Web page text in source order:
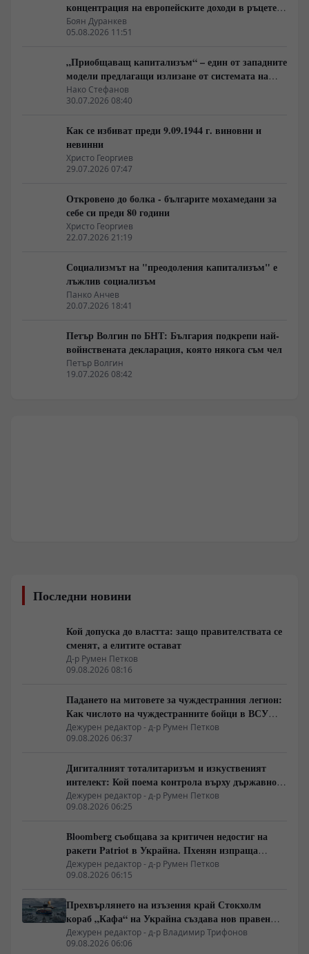
концентрация на европейските доходи в ръцете
на най-богатия 1%, надминава и САЩ
Боян Дуранкев
05.08.2026 11:51
„Приобщаващ капитализъм“ – един от западните
модели предлагащи излизане от системата на
неолиберализма
Нако Стефанов
30.07.2026 08:40
Как се избиват преди 9.09.1944 г. виновни и
невинни
Христо Георгиев
29.07.2026 07:47
Откровено до болка - българите мохамедани за
себе си преди 80 години
Христо Георгиев
22.07.2026 21:19
Социализмът на "преодоления капитализъм" е
лъжлив социализъм
Панко Анчев
20.07.2026 18:41
Петър Волгин по БНТ: България подкрепи най-
войнствената декларация, която някога съм чел
Петър Волгин
19.07.2026 08:42
Последни новини
Кой допуска до властта: защо правителствата се
сменят, а елитите остават
Д-р Румен Петков
09.08.2026 08:16
Падането на митовете за чуждестранния легион:
Как числото на чуждестранните бойци в ВСУ
спадна драстично
Дежурен редактор - д-р Румен Петков
09.08.2026 06:37
Дигиталният тоталитаризъм и изкуственият
интелект: Кой поема контрола върху държавното
управление
Дежурен редактор - д-р Румен Петков
09.08.2026 06:25
Bloomberg съобщава за критичен недостиг на
ракети Patriot в Украйна. Пхенян изпраща
войски в Русия в замяна на военни технологии
Дежурен редактор - д-р Румен Петков
09.08.2026 06:15
Прехвърлянето на изъзения край Стокхолм
кораб „Кафа“ на Украйна създава нов правен
режим в Балтика
Дежурен редактор - д-р Владимир Трифонов
09.08.2026 06:06